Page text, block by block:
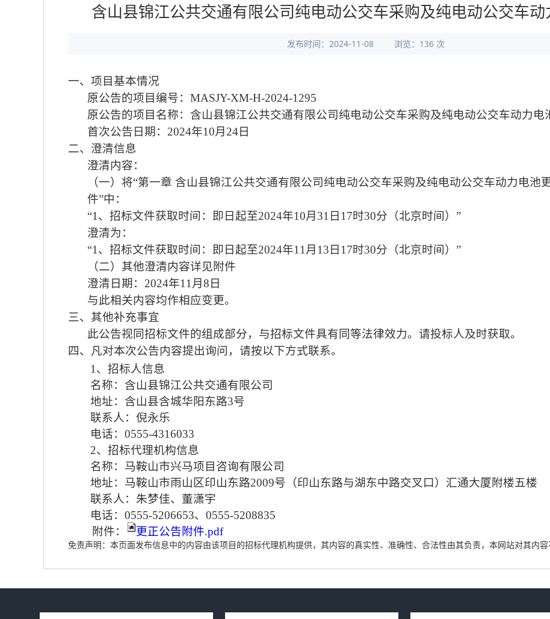
含山县锦江公共交通有限公司纯电动公交车采购及纯电动公交车
发布时间：2024-11-08 浏览： 136 次
一、项目基本情况
原公告的项目编号： MASJY-XM-H-2024-1295
原公告的项目名称： 含山县锦江公共交通有限公司纯电动公交车采购及纯电动公交车动力电
首次公告日期： 2024年10月 24日
二、 澄清信息
澄清内容：
（一）将“第一章 含山县锦江公共交通有限公司纯电动公交车采购及纯电动公交车动力电池
件”中：
“1、招标文件获取时间：即日起至2024年10月31日17时30分（北京时间）”
澄清为：
“1、招标文件获取时间：即日起至2024年11月13日17时30分（北京时间）”
（二）其他澄清内容详见附件
澄清 日期 ： 2024年11月8日
与此相关内容均作相应变更。
三、 其他补充事宜
此公告视同招标文件的组成部分，与招标文件具有同等法律效力。请投标人及时获取。
四、凡对本次公告内容提出询问，请按以下方式联系。
1 、招标人信息
名称：含山县锦江公共交通有限公司
地址：含山县含城华阳东路3号
联系人：倪永乐
电话：0555-4316033
2、招标代理机构信息
名称： 马鞍山市兴马项目咨询有限公司
地址： 马鞍山市雨山区印山东路2009号（印山东路与湖东中路交叉口）汇通大厦附楼五楼
联系人 ： 朱梦佳、董潇宇
电话：0555-5206653、0555-5208835
附件：
更正公告附件.pdf
免责声明：本页面发布信息中的内容由该项目的招标代理机构提供，其内容的真实性、准确性、合法性由其负责，本网站对其内容